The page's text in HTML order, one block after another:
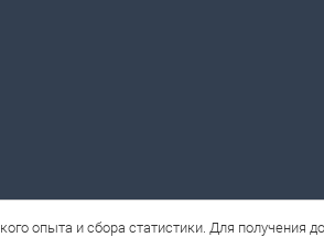
опыта и сбора статистики. Для